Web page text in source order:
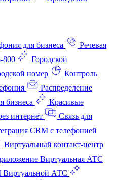
для бизнеса
Речевая
800
Городской
номер
Контроль
Распределение
бизнеса
Красивые
интернет
Связь для
CRM с телефонией
Виртуальный контакт‑центр
Виртуальная АТС
Виртуальной АТС